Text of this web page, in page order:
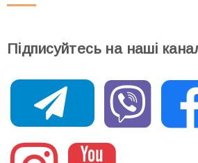
Підписуйтесь на наші